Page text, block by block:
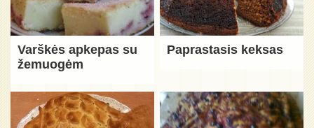
Varškės apkepas su
žemuogėm
Paprastasis keksas